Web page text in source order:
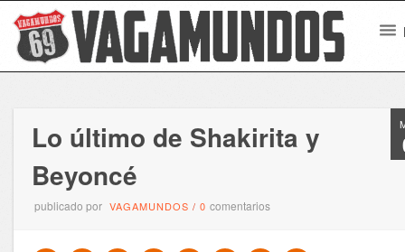
Lo último de Shakirita y
Beyoncé
publicado por VAGAMUNDOS /0comentarios